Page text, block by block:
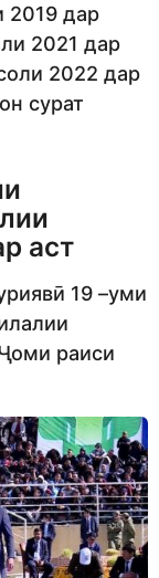
2019 дар
2021 дар
2022 дар
сурат
аст
19 –уми
раиси